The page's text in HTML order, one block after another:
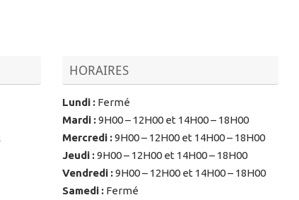
HORAIRES
Lundi :Fermé
Mardi :9H00 – 12H00 et 14H00 – 18H00
Mercredi :9H00 – 12H00 et 14H00 – 18H00
Jeudi :9H00 – 12H00 et 14H00 – 18H00
Vendredi :9H00 – 12H00 et 14H00 – 18H00
Samedi :Fermé